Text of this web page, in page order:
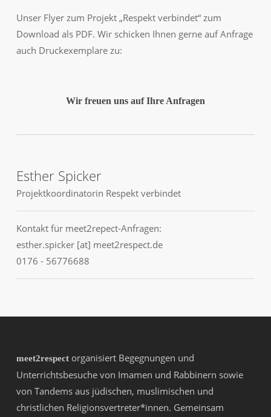
Unser Flyer zum Projekt „Respekt verbindet“ zum
Download als PDF. Wir schicken Ihnen gerne auf Anfrage
auch Druckexemplare zu:
Wir freuen uns auf Ihre Anfragen
Esther Spicker
Projektkoordinatorin Respekt verbindet
Kontakt für meet2repect-Anfragen:
esther.spicker [at] meet2respect.de
0176 - 56776688
meet2respectorganisiert Begegnungen und
Unterrichtsbesuche von Imamen und Rabbinern sowie
von Tandems aus jüdischen, muslimischen und
christlichen Religionsvertreter*innen. Gemeinsam